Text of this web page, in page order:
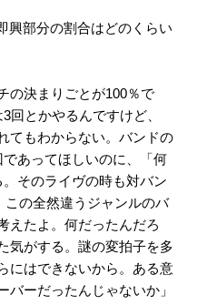
部分の割合はどのくらい
決まりごとが100％で
回とかやるんですけど、
てもわからない。バンドの
あってほしいのに、「何
そのライヴの時も対バン
の全然違うジャンルのバ
えたよ。何だったんだろ
がする。謎の変拍子を多
にはできないから。ある意
ーだったんじゃないか」